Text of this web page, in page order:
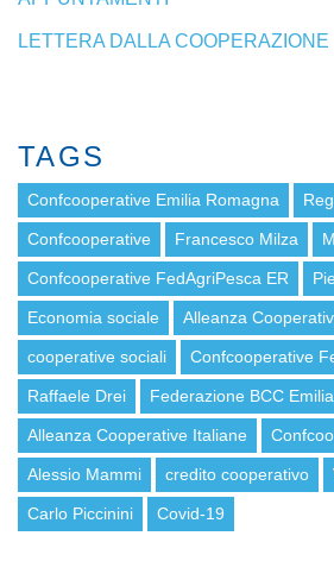
LETTERA DALLA COOPERAZIONE
TAGS
Confcooperative Emilia Romagna
Confcooperative Francesco Milza
Confcooperative FedAgriPesca ER
Economia sociale Alleanza
cooperative sociali Confcooperative
Raffaele Drei Federazione BCC
Alleanza Cooperative Italiane
Alessio Mammi credito cooperativo
Carlo Piccinini Covid-19